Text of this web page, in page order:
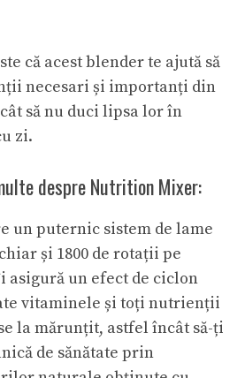
că acest blender te ajută să
necesari și importanți din
să nu duci lipsa lor în
zi.
despre Nutrition Mixer:
un puternic sistem de lame
și 1800 de rotații pe
asigură un efect de ciclon
vitaminele și toți nutrienții
la mărunțit, astfel încât să-ți
de sănătate prin